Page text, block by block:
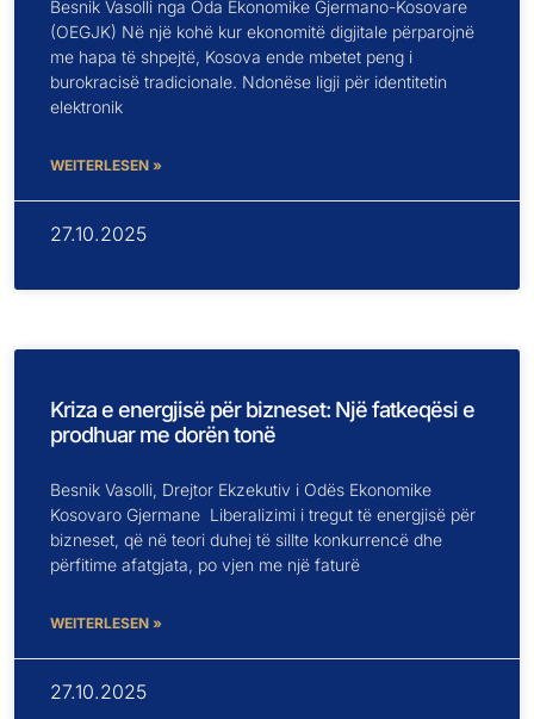
Besnik Vasolli nga Oda Ekonomike Gjermano-Kosovare
(OEGJK) Në një kohë kur ekonomitë digjitale përparojnë
me hapa të shpejtë, Kosova ende mbetet peng i
burokracisë tradicionale. Ndonëse ligji për identitetin
elektronik
WEITERLESEN »
27.10.2025
Kriza e energjisë për bizneset: Një fatkeqësi e
prodhuar me dorën tonë
Besnik Vasolli, Drejtor Ekzekutiv i Odës Ekonomike
Kosovaro Gjermane Liberalizimi i tregut të energjisë për
bizneset, që në teori duhej të sillte konkurrencë dhe
përfitime afatgjata, po vjen me një faturë
WEITERLESEN »
27.10.2025